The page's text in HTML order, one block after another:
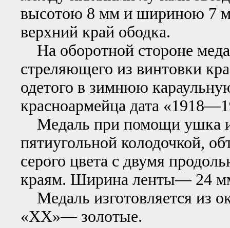
высотою 8 мм и шириною 7
верхний край ободка.
На оборотной стороне
стреляющего из винтовки
одетого в зимнюю
красноармейца дата
Медаль при помощи ушка и
пятиугольной колодочкой,
серого цвета с двумя
краям. Ширина ленты— 24
Медаль изготовляется из
«XX»— золотые.